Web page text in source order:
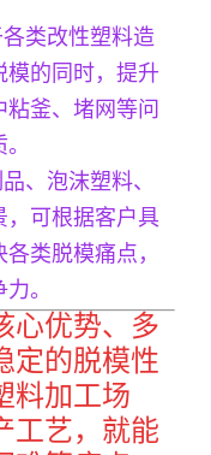
各类改性塑料造
模的同时，提升
釜、堵网等问
、泡沫塑料、
，可根据客户具
类脱模痛点，
。
心优势、多
定的脱模性
料加工场
工艺，就能